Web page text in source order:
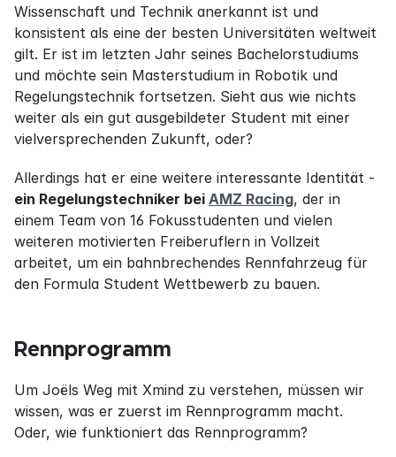
Wissenschaft und Technik anerkannt ist und
konsistent als eine der besten Universitäten weltweit
gilt. Er ist im letzten Jahr seines Bachelorstudiums
und möchte sein Masterstudium in Robotik und
Regelungstechnik fortsetzen. Sieht aus wie nichts
weiter als ein gut ausgebildeter Student mit einer
vielversprechenden Zukunft, oder?
ein Regelungstechniker bei AMZ Racing, der in
einem Team von 16 Fokusstudenten und vielen
weiteren motivierten Freiberuflern in Vollzeit
arbeitet, um ein bahnbrechendes Rennfahrzeug für
den Formula Student Wettbewerb zu bauen.
Rennprogramm
Um Joëls Weg mit Xmind zu verstehen, müssen wir
wissen, was er zuerst im Rennprogramm macht.
Oder, wie funktioniert das Rennprogramm?